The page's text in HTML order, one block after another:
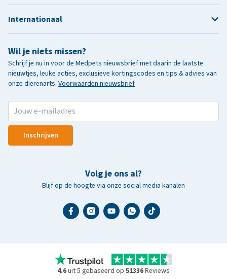
Wil je niets missen?
Schrijf je nu in voor de Medpets nieuwsbrief met daarin de laatste
nieuwtjes, leuke acties, exclusieve kortingscodes en tips & advies van
onze dierenarts. Voorwaarden nieuwsbrief
Inschrijven
Volg je ons al?
Blijf op de hoogte via onze social media kanalen
Internationaal
4.6uit 5 gebaseerd op 51336Reviews